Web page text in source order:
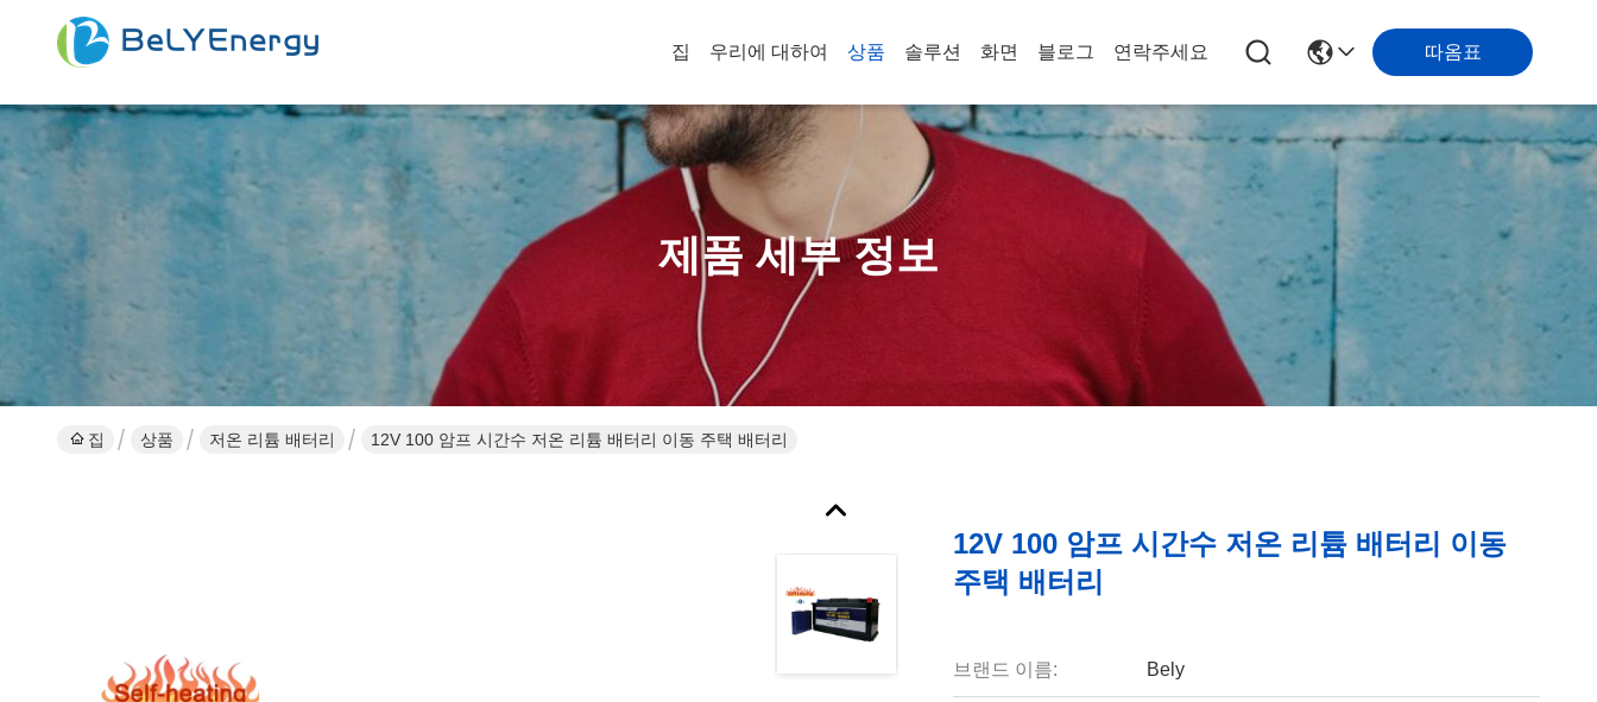
집 우리에 대하여 상품 솔루션 화면 블로그 연락주세요 따옴표
제품 세부 정보
집 상품 저온 리튬 배터리 12V 100 암프 시간수 저온 리튬 배터리 이동 주택 배터리
12V 100 암프 시간수 저온 리튬 배터리 이동
주택 배터리
브랜드 이름: Bely